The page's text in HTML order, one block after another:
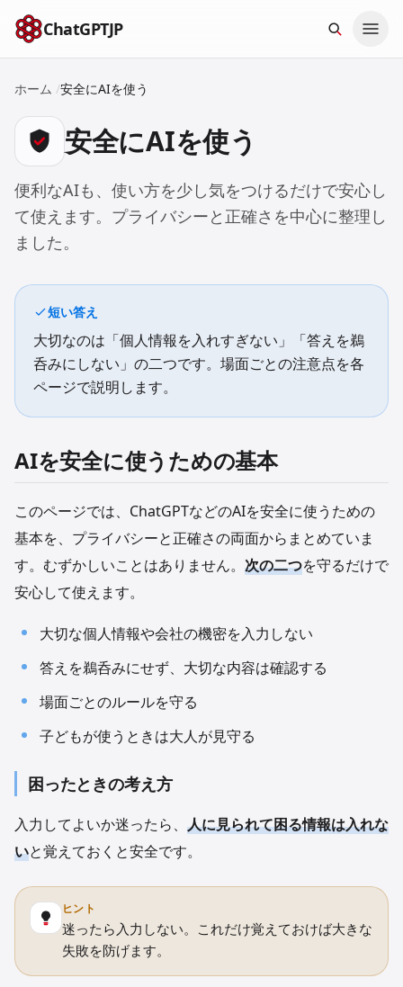
本文へスキップ
ChatGPTJP
ホーム /安全にAIを使う
安全にAIを使う
便利なAIも、使い方を少し気をつけるだけで安心し
て使えます。プライバシーと正確さを中心に整理し
ました。
短い答え
大切なのは「個人情報を入れすぎない」「答えを鵜
呑みにしない」の二つです。場面ごとの注意点を各
ページで説明します。
AIを安全に使うための基本
このページでは、ChatGPTなどのAIを安全に使うための
基本を、プライバシーと正確さの両面からまとめていま
す。むずかしいことはありません。 次の二つを守るだけで
安心して使えます。
大切な個人情報や会社の機密を入力しない
答えを鵜呑みにせず、大切な内容は確認する
場面ごとのルールを守る
子どもが使うときは大人が見守る
困ったときの考え方
入力してよいか迷ったら、 人に見られて困る情報は入れな
いと覚えておくと安全です。
ヒント
迷ったら入力しない。これだけ覚えておけば大きな
失敗を防げます。